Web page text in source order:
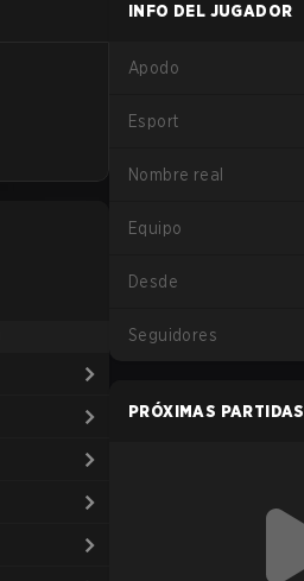
INFO DEL JUGADOR
Apodo
Esport
Nombre real
Equipo
Desde
Seguidores
PRÓXIMAS PARTIDAS